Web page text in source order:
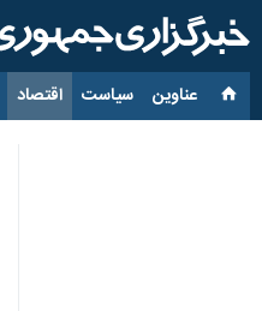
عناوین‌ سیاست اقتصاد